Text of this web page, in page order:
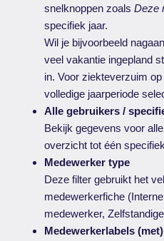
snelknoppen zoalsDeze
specifiek jaar.
Wil je bijvoorbeeld
veel vakantie ingepland
in. Voor ziekteverzuim
volledige jaarperiode
Alle gebruikers /
Bekijk gegevens voor
overzicht tot één
Medewerker type
Deze filter gebruikt het
medewerkerfiche
medewerker,
Medewerkerlabels (met)